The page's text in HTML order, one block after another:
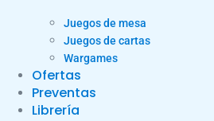
Juegos de mesa
Juegos de cartas
Wargames
Ofertas
Preventas
Librería